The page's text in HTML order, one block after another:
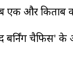
एक और किताब
बर्निंग चैफिस' के